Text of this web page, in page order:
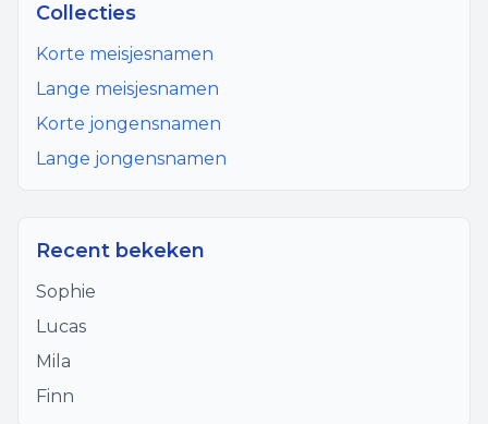
Collecties
Korte meisjesnamen
Lange meisjesnamen
Korte jongensnamen
Lange jongensnamen
Recent bekeken
Sophie
Lucas
Mila
Finn